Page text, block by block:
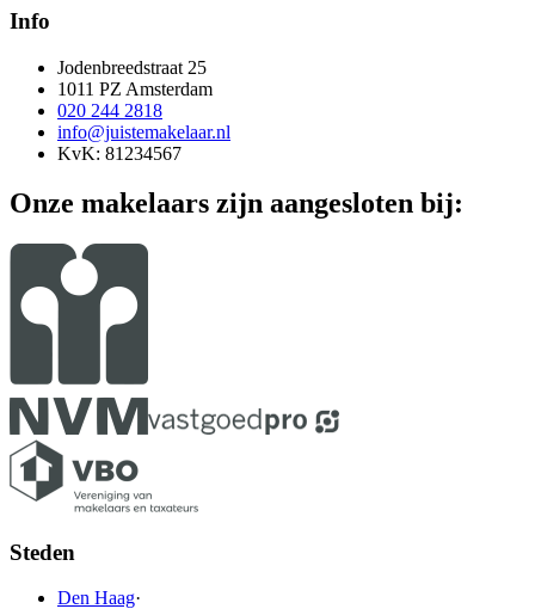
Info
Jodenbreedstraat 25
1011 PZ Amsterdam
020 244 2818
info@juistemakelaar.nl
KvK: 81234567
Onze makelaars zijn aangesloten bij:
Steden
Den Haag·